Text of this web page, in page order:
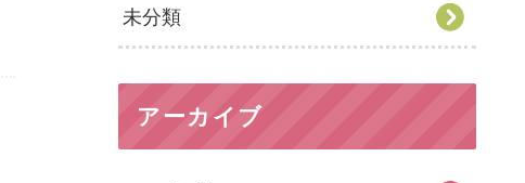
未分類
アーカイブ